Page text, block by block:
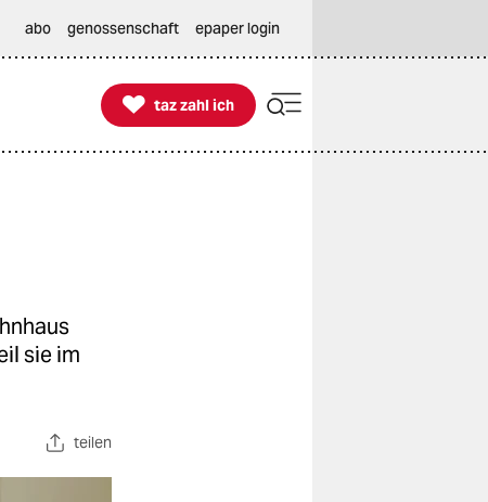
abo genossenschaft epaper login

taz zahl ich
taz zahl ich
sie im
teilen